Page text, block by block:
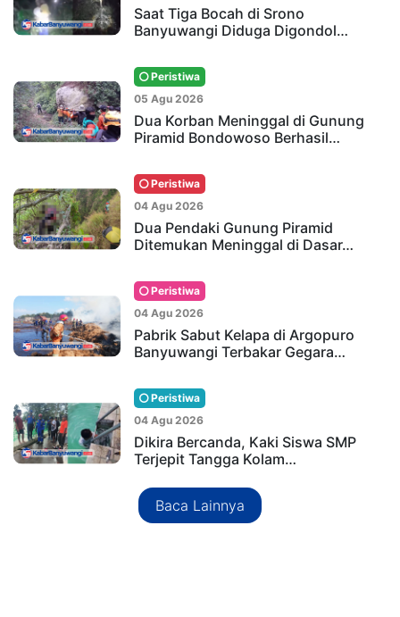
Saat Tiga Bocah di Srono
Banyuwangi Diduga Digondol…
Peristiwa
05 Agu 2026
Dua Korban Meninggal di Gunung
Piramid Bondowoso Berhasil…
Peristiwa
04 Agu 2026
Dua Pendaki Gunung Piramid
Ditemukan Meninggal di Dasar…
Peristiwa
04 Agu 2026
Pabrik Sabut Kelapa di Argopuro
Banyuwangi Terbakar Gegara…
Peristiwa
04 Agu 2026
Dikira Bercanda, Kaki Siswa SMP
Terjepit Tangga Kolam…
Baca Lainnya